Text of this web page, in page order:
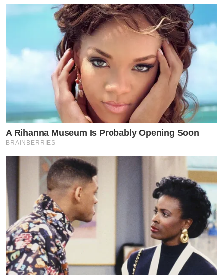
A Rihanna Museum Is Probably Opening Soon
BRAINBERRIES